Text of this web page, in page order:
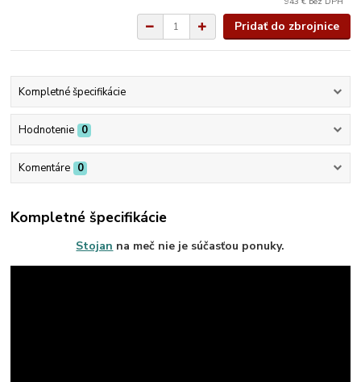
Pridať do zbrojnice
Kompletné špecifikácie
Hodnotenie 0
Komentáre 0
Kompletné špecifikácie
Stojan na meč nie je súčasťou ponuky.